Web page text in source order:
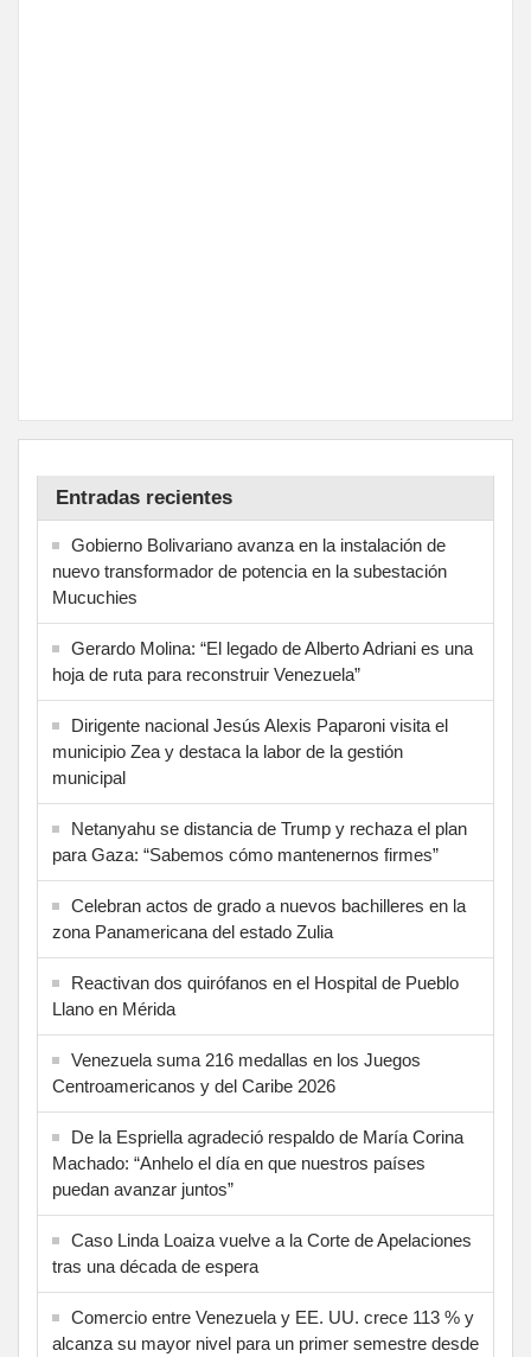
Entradas recientes
Gobierno Bolivariano avanza en la instalación de
nuevo transformador de potencia en la subestación
Mucuchies
Gerardo Molina: “El legado de Alberto Adriani es una
hoja de ruta para reconstruir Venezuela”
Dirigente nacional Jesús Alexis Paparoni visita el
municipio Zea y destaca la labor de la gestión
municipal
Netanyahu se distancia de Trump y rechaza el plan
para Gaza: “Sabemos cómo mantenernos firmes”
Celebran actos de grado a nuevos bachilleres en la
zona Panamericana del estado Zulia
Reactivan dos quirófanos en el Hospital de Pueblo
Llano en Mérida
Venezuela suma 216 medallas en los Juegos
Centroamericanos y del Caribe 2026
De la Espriella agradeció respaldo de María Corina
Machado: “Anhelo el día en que nuestros países
puedan avanzar juntos”
Caso Linda Loaiza vuelve a la Corte de Apelaciones
tras una década de espera
Comercio entre Venezuela y EE. UU. crece 113 % y
alcanza su mayor nivel para un primer semestre desde